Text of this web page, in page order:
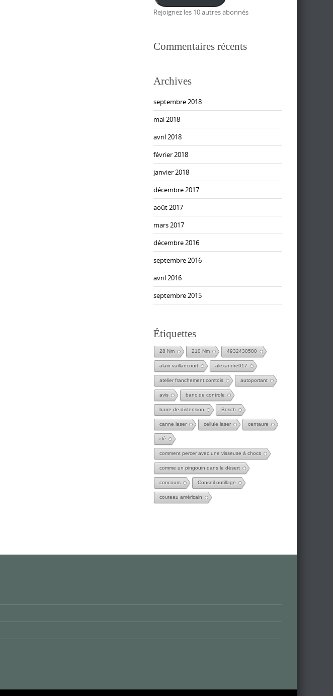
Rejoignez les 10 autres abonnés
Commentaires récents
Archives
septembre 2018
mai 2018
avril 2018
février 2018
janvier 2018
décembre 2017
août 2017
mars 2017
décembre 2016
septembre 2016
avril 2016
septembre 2015
Étiquettes
28 Nm 210 Nm 4932430580
alain vaillancourt alexandre017
atelier franchement comtois autoportant
avis banc de controle
barre de distension Bosch
canne laser cellule laser centaure
clé
comment percer avec une visseuse à chocs
comme un pingouin dans le désert
concours Conseil outillage
couteau américain